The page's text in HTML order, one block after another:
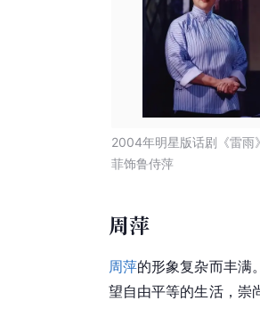
2004年明星版话剧《雷雨
菲饰鲁侍萍
周萍
周萍的形象复杂而丰满
望自由平等的生活，崇